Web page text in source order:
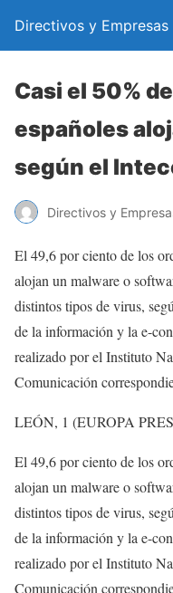
Directivos y Empresas
Casi el 50%
españoles
según el
Directivos y
El 49,6 por ciento de los
alojan un malware o
distintos tipos de virus,
de la información y la e-
realizado por el Instituto
Comunicación
LEÓN, 1 (EUROPA
El 49,6 por ciento de los
alojan un malware o
distintos tipos de virus,
de la información y la e-
realizado por el Instituto
Comunicación